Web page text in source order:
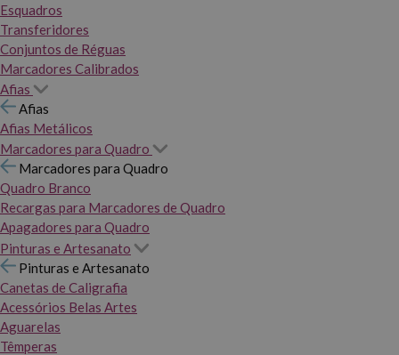
Esquadros
Transferidores
Conjuntos de Réguas
Marcadores Calibrados
Afias
Afias
Afias Metálicos
Marcadores para Quadro
Marcadores para Quadro
Quadro Branco
Recargas para Marcadores de Quadro
Apagadores para Quadro
Pinturas e Artesanato
Pinturas e Artesanato
Canetas de Caligrafia
Acessórios Belas Artes
Aguarelas
Têmperas